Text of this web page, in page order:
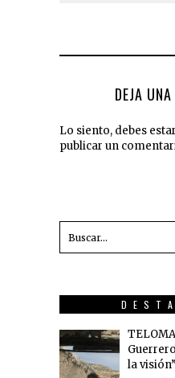
DEJA
Lo siento, debes estar
publicar un
la visión”